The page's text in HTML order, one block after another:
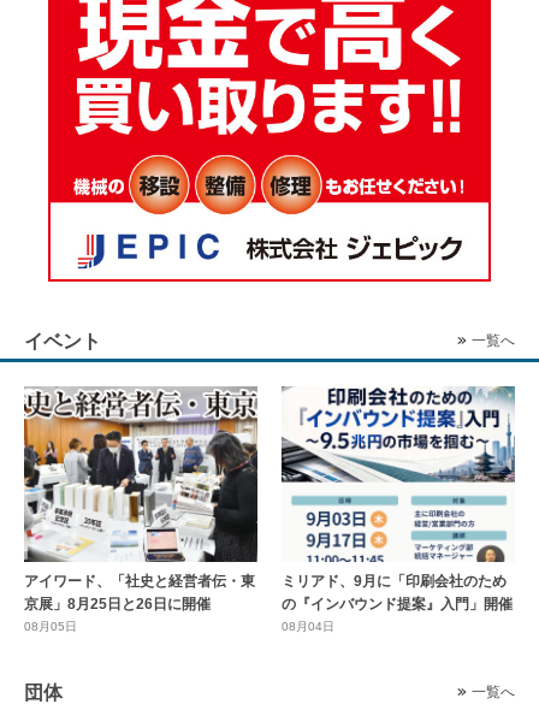
イベント 一覧へ
アイワード、「社史と経営者伝・東
京展」8月25日と26日に開催
08月05日
ミリアド、9月に「印刷会社のため
の『インバウンド提案』入門」開催
08月04日
団体 一覧へ